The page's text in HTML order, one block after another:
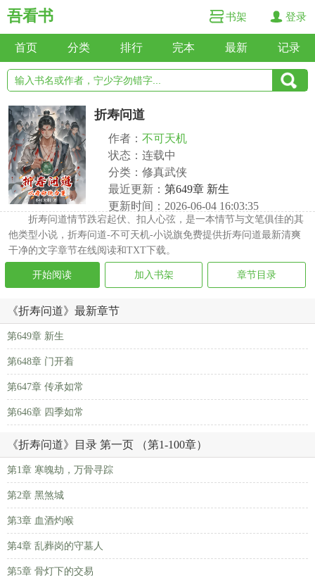
吾看书 书架 登录
首页 分类 排行 完本 最新 记录
折寿问道
作者： 不可天机
状态：连载中
分类：修真武侠
最近更新： 第649章 新生
更新时间：2026-06-04 16:03:35
折寿问道情节跌宕起伏、扣人心弦，是一本情节与文笔俱佳的其
他类型小说，折寿问道-不可天机-小说旗免费提供折寿问道最新清爽
干净的文字章节在线阅读和TXT下载。
开始阅读 加入书架 章节目录
《折寿问道》最新章节
第649章 新生
第648章 门开着
第647章 传承如常
第646章 四季如常
《折寿问道》目录 第一页 （第1-100章）
第1章 寒魄劫，万骨寻踪
第2章 黑煞城
第3章 血酒灼喉
第4章 乱葬岗的守墓人
第5章 骨灯下的交易